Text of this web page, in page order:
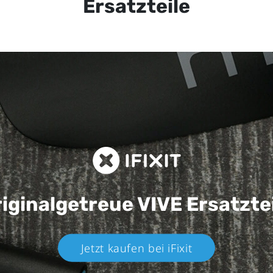
Ersatzteile
VIVE
Jetzt kaufen bei iFixit​